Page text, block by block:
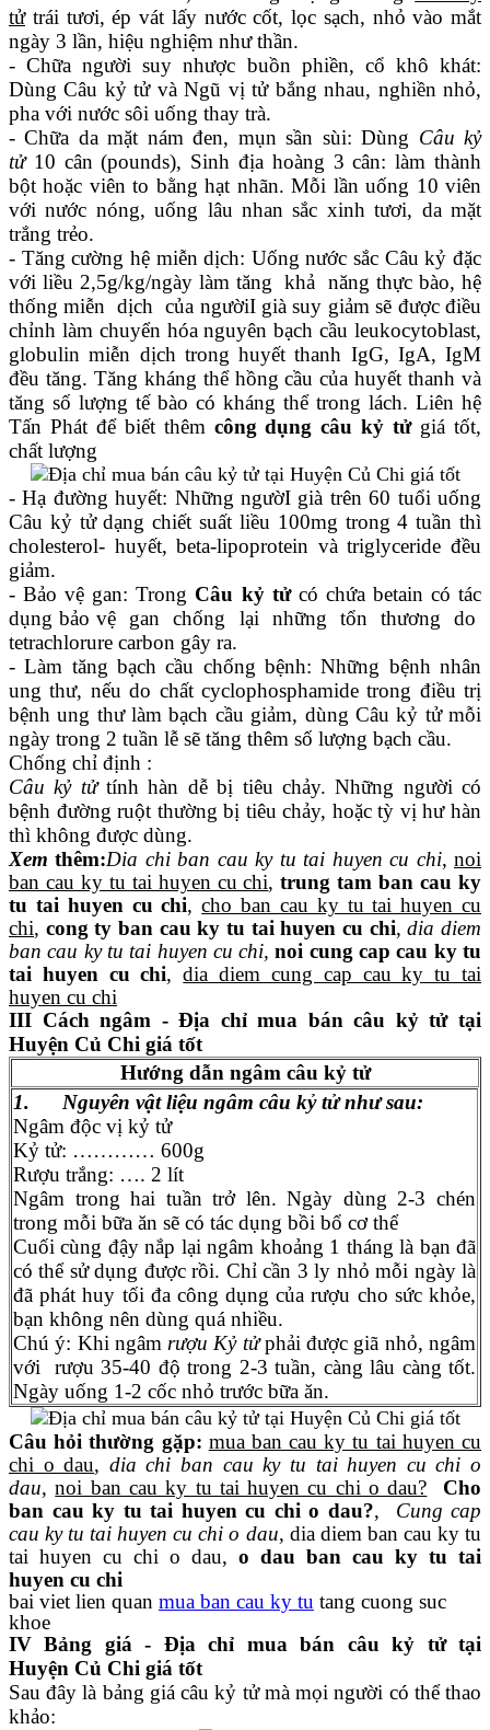
tửtrái tươi, ép vát lấy nước cốt, lọc sạch, nhỏ vào mắt
ngày 3 lần, hiệu nghiệm như thần.
- Chữa người suy nhược buồn phiền, cổ khô khát:
Dùng Câu kỷ tử và Ngũ vị tử bắng nhau, nghiền nhỏ,
pha với nước sôi uống thay trà.
- Chữa da mặt nám đen, mụn sần sùi: Dùng Câu kỷ
tử10 cân (pounds), Sinh địa hoàng 3 cân: làm thành
bột hoặc viên to bằng hạt nhãn. Mỗi lần uống 10 viên
với nước nóng, uống lâu nhan sắc xinh tươi, da mặt
trắng trẻo.
- Tăng cường hệ miễn dịch: Uống nước sắc Câu kỷ đặc
với liều 2,5g/kg/ngày làm tăng khả năng thực bào, hệ
thống miễn dịch của ngườiI già suy giảm sẽ được điều
chỉnh làm chuyển hóa nguyên bạch cầu leukocytoblast,
globulin miễn dịch trong huyết thanh IgG, IgA, IgM
đều tăng. Tăng kháng thể hồng cầu của huyết thanh và
tăng số lượng tế bào có kháng thể trong lách. Liên hệ
Tấn Phát để biết thêm công dụng câu kỷ tửgiá tốt,
chất lượng
- Hạ đường huyết: Những ngườI già trên 60 tuổi uống
Câu kỷ tử dạng chiết suất liều 100mg trong 4 tuần thì
cholesterol- huyết, beta-lipoprotein và triglyceride đều
giảm.
- Bảo vệ gan: Trong Câu kỷ tửcó chứa betain có tác
dụng bảo vệ gan chống lại những tổn thương do
tetrachlorure carbon gây ra.
- Làm tăng bạch cầu chống bệnh: Những bệnh nhân
ung thư, nếu do chất cyclophosphamide trong điều trị
bệnh ung thư làm bạch cầu giảm, dùng Câu kỷ tử mỗi
ngày trong 2 tuần lễ sẽ tăng thêm số lượng bạch cầu.
Chống chỉ định :
Câu kỷ tửtính hàn dễ bị tiêu chảy. Những người có
bệnh đường ruột thường bị tiêu chảy, hoặc tỳ vị hư hàn
thì không được dùng.
Xemthêm:Dia chi ban cau ky tu tai huyen cu chi,noi
ban cau ky tu tai huyen cu chi, trung tam ban cau ky
tu tai huyen cu chi,cho ban cau ky tu tai huyen cu
chi, cong ty ban cau ky tu tai huyen cu chi,dia diem
ban cau ky tu tai huyen cu chi, noi cung cap cau ky tu
tai huyen cu chi,dia diem cung cap cau ky tu tai
huyen cu chi
III Cách ngâm - Địa chỉ mua bán câu kỷ tử tại
Huyện Củ Chi giá tốt
Hướng dẫn ngâm câu kỷ tử
1. Nguyên vật liệu ngâm câu kỷ tử như sau:
Ngâm độc vị kỷ tử
Kỷ tử: ………… 600g
Rượu trắng: …. 2 lít
Ngâm trong hai tuần trở lên. Ngày dùng 2-3 chén
trong mỗi bữa ăn sẽ có tác dụng bồi bổ cơ thể
Cuối cùng đậy nắp lại ngâm khoảng 1 tháng là bạn đã
có thể sử dụng được rồi. Chỉ cần 3 ly nhỏ mỗi ngày là
đã phát huy tối đa công dụng của rượu cho sức khỏe,
bạn không nên dùng quá nhiều.
Chú ý: Khi ngâmrượu Kỷ tửphải được giã nhỏ, ngâm
với rượu 35-40 độ trong 2-3 tuần, càng lâu càng tốt.
Ngày uống 1-2 cốc nhỏ trước bữa ăn.
Câu hỏi thường gặp: mua ban cau ky tu tai huyen cu
chi o dau, dia chi ban cau ky tu tai huyen cu chi o
dau,noi ban cau ky tu tai huyen cu chi o dau?
Cho
ban cau ky tu tai huyen cu chi o dau?, Cung cap
cau ky tu tai huyen cu chi o dau, dia diem ban cau ky tu
tai huyen cu chi o dau, o dau ban cau ky tu tai
huyen cu chi
bai viet lien quan mua ban cau ky tu tang cuong suc
khoe
IV Bảng giá - Địa chỉ mua bán câu kỷ tử tại
Huyện Củ Chi giá tốt
Sau đây là bảng giá câu kỷ tử mà mọi người có thể thao
khảo: